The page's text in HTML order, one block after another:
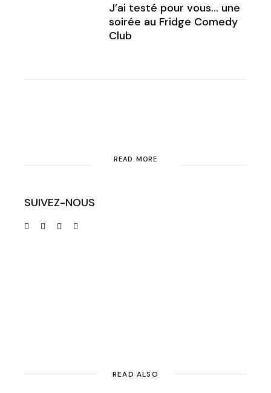
J’ai testé pour vous… une
soirée au Fridge Comedy
Club
READ MORE
SUIVEZ-NOUS
READ ALSO